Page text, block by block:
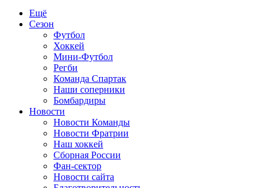
Ещё
Сезон
Футбол
Хоккей
Мини-Футбол
Регби
Команда Спартак
Наши соперники
Бомбардиры
Новости
Новости Команды
Новости Фратрии
Наш хоккей
Сборная России
Фан-cектор
Новости сайта